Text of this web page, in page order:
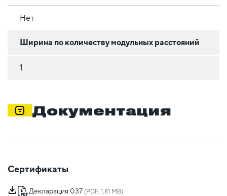
Нет
Ширина по количеству модульных расстояний
1
Документация
Сертификаты
Декларация 037 (PDF, 1.81 MB)